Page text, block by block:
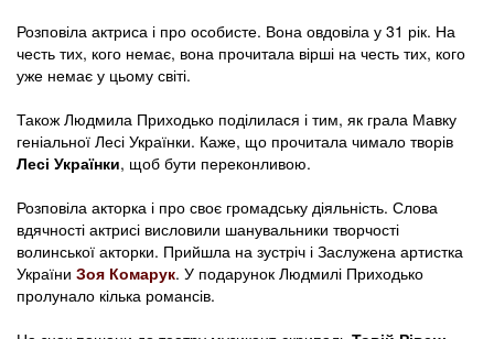
Розповіла актриса і про особисте. Вона овдовіла у 31 рік. На
честь тих, кого немає, вона прочитала вірші на честь тих, кого
уже немає у цьому світі.
Також Людмила Приходько поділилася і тим, як грала Мавку
геніальної Лесі Українки. Каже, що прочитала чимало творів
Лесі Українки, щоб бути переконливою.
Розповіла акторка і про своє громадську діяльність. Слова
вдячності актрисі висловили шанувальники творчості
волинської акторки. Прийшла на зустріч і Заслужена артистка
України Зоя Комарук. У подарунок Людмилі Приходько
пролунало кілька романсів.